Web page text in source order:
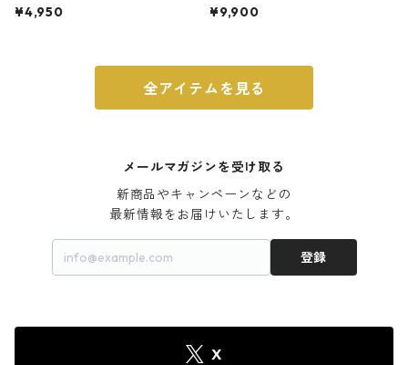
ト 3号 ブラック
¥4,950
m ガス火・IH対応 鉄フライパン
¥9,900
全アイテムを見る
メールマガジンを受け取る
新商品やキャンペーンなどの
最新情報をお届けいたします。
登録
X